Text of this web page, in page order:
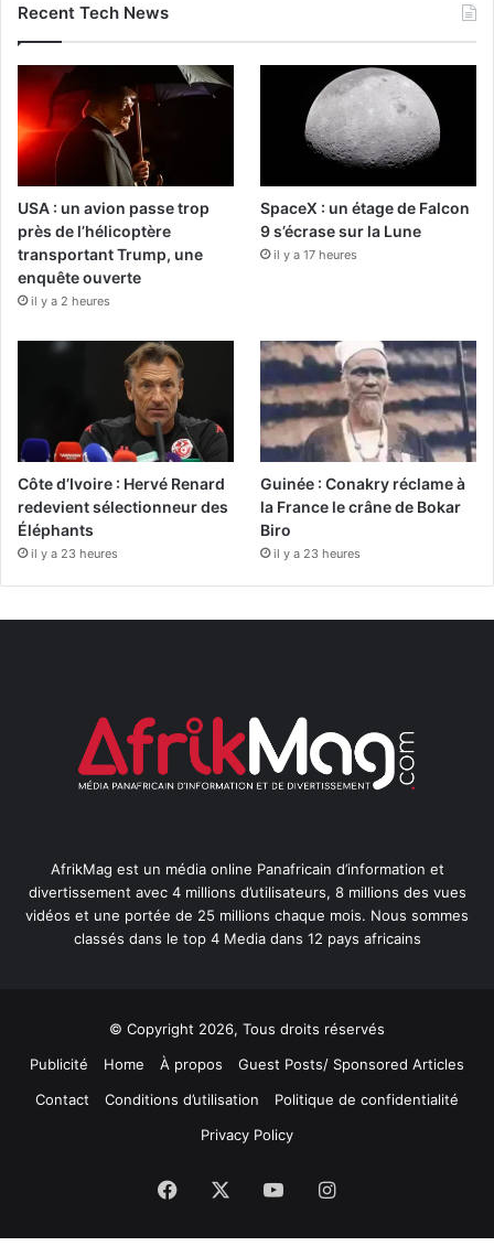
Recent Tech News
USA : un avion passe trop
près de l’hélicoptère
transportant Trump, une
enquête ouverte
il y a 2 heures
SpaceX : un étage de Falcon
9 s’écrase sur la Lune
il y a 17 heures
Côte d’Ivoire : Hervé Renard
redevient sélectionneur des
Éléphants
il y a 23 heures
Guinée : Conakry réclame à
la France le crâne de Bokar
Biro
il y a 23 heures
AfrikMag est un média online Panafricain d’information et
divertissement avec 4 millions d’utilisateurs, 8 millions des vues
vidéos et une portée de 25 millions chaque mois. Nous sommes
classés dans le top 4 Media dans 12 pays africains
© Copyright 2026, Tous droits réservés
Publicité
Home À propos
Guest Posts/ Sponsored Articles
Contact
Conditions d’utilisation
Politique de confidentialité
Privacy Policy
Facebook YouTubeInstagram